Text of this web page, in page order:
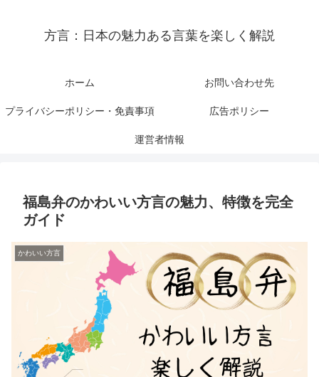
方言：日本の魅力ある言葉を楽しく解説
ホーム お問い合わせ先
プライバシーポリシー・免責事項 広告ポリシー
運営者情報
福島弁のかわいい方言の魅力、特徴を完全
ガイド
かわいい方言